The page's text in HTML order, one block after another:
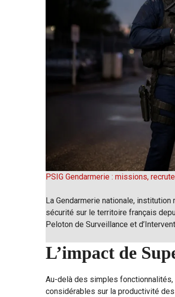
PSIG Gendarmerie : missions,
La Gendarmerie nationale,
sécurité sur le territoire français
Peloton de Surveillance et
L’impact de
Au-delà des simples
considérables sur la productivité